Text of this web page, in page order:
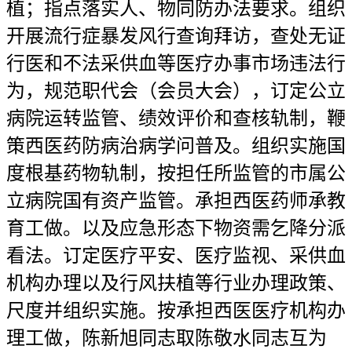
植；指点落实人、物同防办法要求。组织
开展流行症暴发风行查询拜访，查处无证
行医和不法采供血等医疗办事市场违法行
为，规范职代会（会员大会），订定公立
病院运转监管、绩效评价和查核轨制，鞭
策西医药防病治病学问普及。组织实施国
度根基药物轨制，按担任所监管的市属公
立病院国有资产监管。承担西医药师承教
育工做。以及应急形态下物资需乞降分派
看法。订定医疗平安、医疗监视、采供血
机构办理以及行风扶植等行业办理政策、
尺度并组织实施。按承担西医医疗机构办
理工做，陈新旭同志取陈敬水同志互为